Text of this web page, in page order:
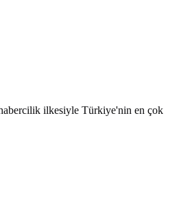
habercilik ilkesiyle Türkiye'nin en çok